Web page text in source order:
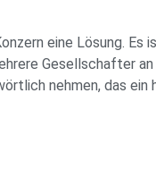
eine Lösung.
Gesellschafter
nehmen, das ein